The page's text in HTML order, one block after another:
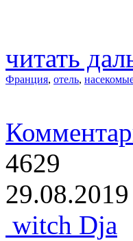
читать
Франция, отель,
4629
witch Dja